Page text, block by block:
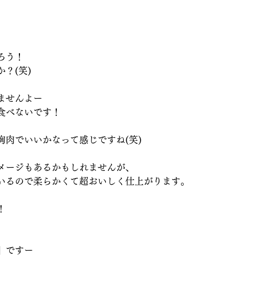
う！
？(笑)
せんよー
べないです！
肉でいいかなって感じですね(笑)
ジもあるかもしれませんが、
ので柔らかくて超おいしく仕上がります。
ですー